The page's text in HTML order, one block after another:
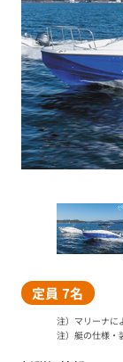
定員 7名
注）マリーナに
注）艇の仕様・